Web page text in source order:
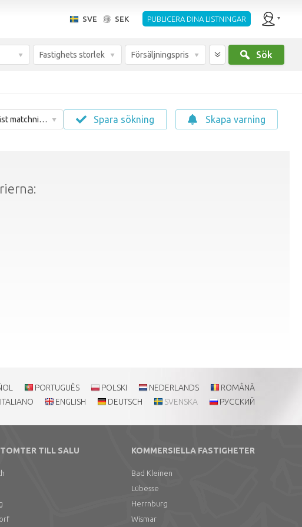
SVE SEK PUBLICERA DINA LISTNINGAR
Fastighets storlek Försäljningspris Sök
matchning Spara sökning Skapa varning
PORTUGUÊS POLSKI NEDERLANDS
ROMÂNĂ
ITALIANO
ENGLISH DEUTSCH SVENSKA РУССКИЙ
TILL SALU KOMMERSIELLA FASTIGHETER
Bad Kleinen
Lübesse
Herrnburg
Wismar